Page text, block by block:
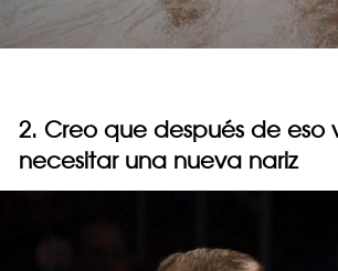
2. Creo que después de eso
necesitar una nueva nariz